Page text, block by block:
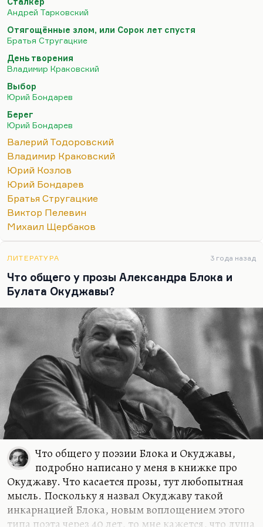
молодежная, очень стебная повесть «Какая у вас
улыбка». Было несколько повестей для научной
молодежи. Потом он написал «День творения» –
роман, который не столько за крамолу, сколько за
формальную изощренность получил звездюлей в
советской прессе. Но очень быстро настала
Перестройка. Краковский во Владимире жил,…
Андрей Тарковский
Отягощённые злом, или Сорок лет спустя
Братья Стругацкие
День творения
Владимир Краковский
Выбор
Юрий Бондарев
Берег
Юрий Бондарев
Валерий Тодоровский
Владимир Краковский
Юрий Козлов
Юрий Бондарев
Братья Стругацкие
Виктор Пелевин
Михаил Щербаков
ЛИТЕРАТУРА 3 года назад
Что общего у прозы Александра Блока и
Булата Окуджавы?
Что общего у поэзии Блока и Окуджавы,
подробно написано у меня в книжке про
Окуджаву. Что касается прозы, тут любопытная
мысль. Поскольку я назвал Окуджаву такой
инкарнацией Блока, новым воплощением этого
типа поэта через 40 лет, то мне кажется, что душа